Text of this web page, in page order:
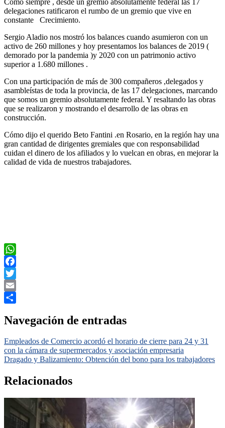
delegaciones ratificaron el rumbo de un gremio que vive en
constante Crecimiento.
Sergio Aladio nos mostró los balances cuando asumieron con un
activo de 260 millones y hoy presentamos los balances de 2019 (
demorado por la pandemia )y 2020 con un patrimonio activo
superior a 1.680 millones .
Con una participación de más de 300 compañeros ,delegados y
asambleístas de toda la provincia, de las 17 delegaciones, marcando
que somos un gremio absolutamente federal. Y resaltando las obras
que se realizaron y mostrando el desarrollo de las obras en
construcción.
Cómo dijo el querido Beto Fantini .en Rosario, en la región hay una
gran cantidad de dirigentes gremiales que con responsabilidad
cuidan el dinero de los afiliados y lo vuelcan en obras, en mejorar la
calidad de vida de nuestros trabajadores.
WhatsApp
Facebook
Twitter
Email
Navegación de entradas
Empleados de Comercio acordó el horario de cierre para 24 y 31
con la cámara de supermercados y asociación empresaria
Dragado y Balizamiento: Obtención del bono para los trabajadores
Relacionados